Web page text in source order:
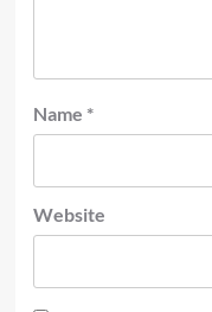
Name *
Website